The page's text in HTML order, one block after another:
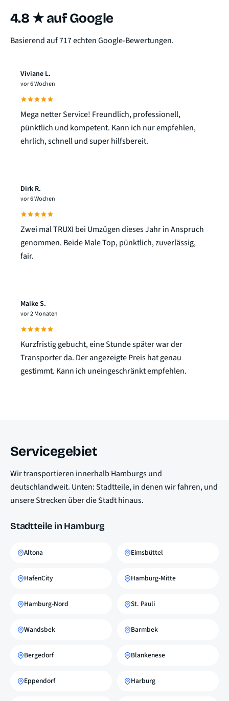
4.8 ★ auf Google
Basierend auf 717 echten Google-Bewertungen.
Viviane L.
vor 6 Wochen
Mega netter Service! Freundlich, professionell,
pünktlich und kompetent. Kann ich nur empfehlen,
ehrlich, schnell und super hilfsbereit.
Dirk R.
vor 6 Wochen
Zwei mal TRUXI bei Umzügen dieses Jahr in Anspruch
genommen. Beide Male Top, pünktlich, zuverlässig,
fair.
Maike S.
vor 2 Monaten
Kurzfristig gebucht, eine Stunde später war der
Transporter da. Der angezeigte Preis hat genau
gestimmt. Kann ich uneingeschränkt empfehlen.
Servicegebiet
Wir transportieren innerhalb Hamburgs und
deutschlandweit. Unten: Stadtteile, in denen wir fahren, und
unsere Strecken über die Stadt hinaus.
Stadtteile in Hamburg
Altona Eimsbüttel
HafenCity Hamburg-Mitte
Hamburg-Nord St. Pauli
Wandsbek Barmbek
Bergedorf Blankenese
Eppendorf Harburg